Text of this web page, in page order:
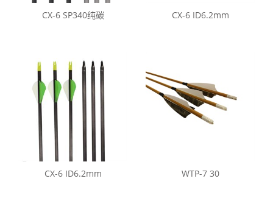
CX-6 SP340纯碳 CX-6 ID6.2mm
CX-6 ID6.2mm WTP-7 30